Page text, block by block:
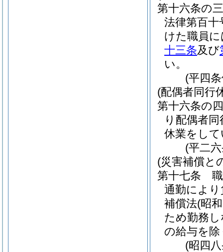
第十六条の三
法律第百十
けた職員
十三条及び
い。
(平四
(配偶者同行
第十六条の四
り配偶者
休業をし
(平二
(災害補償と
第十七条
通勤によ
補償法(昭
ため勤務
の給与を
(昭四